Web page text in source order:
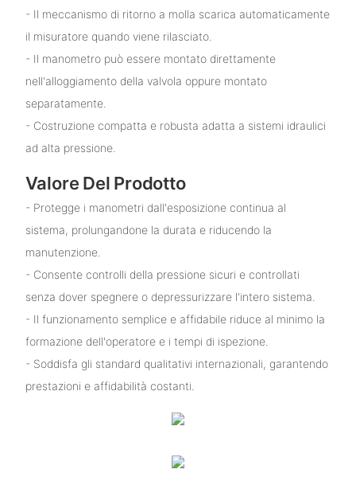
- Il meccanismo di ritorno a molla scarica automaticamente
il misuratore quando viene rilasciato.
- Il manometro può essere montato direttamente
nell'alloggiamento della valvola oppure montato
separatamente.
- Costruzione compatta e robusta adatta a sistemi idraulici
ad alta pressione.
Valore Del Prodotto
- Protegge i manometri dall'esposizione continua al
sistema, prolungandone la durata e riducendo la
manutenzione.
- Consente controlli della pressione sicuri e controllati
senza dover spegnere o depressurizzare l'intero sistema.
- Il funzionamento semplice e affidabile riduce al minimo la
formazione dell'operatore e i tempi di ispezione.
- Soddisfa gli standard qualitativi internazionali, garantendo
prestazioni e affidabilità costanti.